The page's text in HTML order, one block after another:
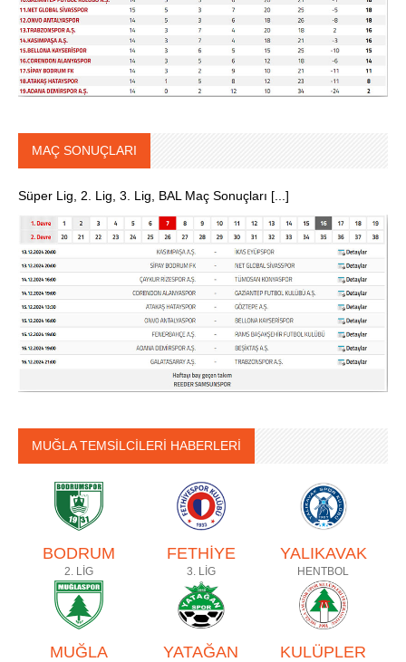
MAÇ SONUÇLARI
Süper Lig, 2. Lig, 3. Lig, BAL Maç Sonuçları [...]
MUĞLA TEMSİLCİLERİ HABERLERİ
BODRUM
2. LİG
FETHİYE
3. LİG
YALIKAVAK
HENTBOL
MUĞLA YATAĞAN KULÜPLER